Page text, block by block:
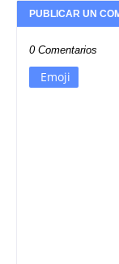
PUBLICAR UN
0 Comentarios
Emoji